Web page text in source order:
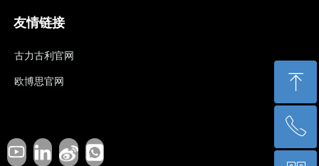
友情链接
古力古利官网
欧博思官网 ꁸ
回到顶部
ꂅ